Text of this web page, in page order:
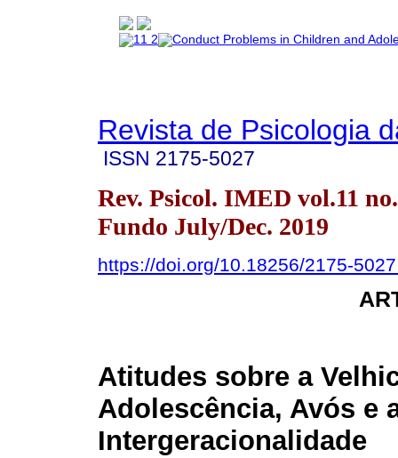
Revista de Psicologia
ISSN 2175-5027
Rev. Psicol. IMED vol.11
Fundo July/Dec. 2019
https://doi.org/10.18256/2175-
Atitudes sobre a
Adolescência, Avós e
Intergeracionalidade